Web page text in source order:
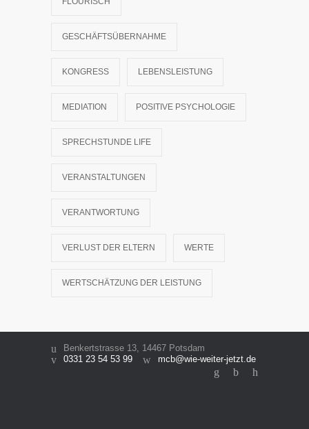
GESCHÄFTSÜBERNAHME
KONGRESS LEBENSLEISTUNG
MEDIATION POSITIVE PSYCHOLOGIE
SPRECHSTUNDE LIFE
VERANSTALTUNGEN
VERANTWORTUNG
VERLUST DER ELTERN WERTE
WERTSCHÄTZUNG DER LEISTUNG
Benkertstrasse 13, 14467 Potsdam
0331 23 54 53 99
mcb@wie-weiter-jetzt.de